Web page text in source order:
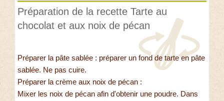
Préparation de la recette Tarte au
chocolat et aux noix de pécan
Préparer la pâte sablée : préparer un fond de tarte en pâte
sablée. Ne pas cuire.
Préparer la crème aux noix de pécan :
Mixer les noix de pécan afin d'obtenir une poudre. Dans